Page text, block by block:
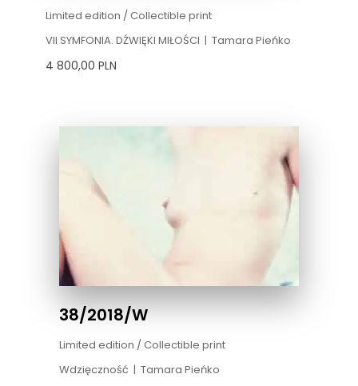
Limited edition / Collectible print
VII SYMFONIA. DŹWIĘKI MIŁOŚCI | Tamara Pieńko
4 800,00 PLN
38/2018/W
Limited edition / Collectible print
Wdzięczność | Tamara Pieńko